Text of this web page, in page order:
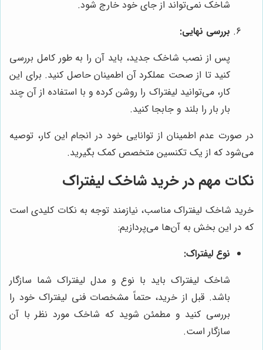
شاخک نمی‌تواند از جای خود خارج شود.
بررسی نهایی:
پس از نصب شاخک جدید، باید آن را به طور کامل بررسی
کنید تا از صحت عملکرد آن اطمینان حاصل کنید. برای این
کار، می‌توانید لیفتراک را روشن کرده و با استفاده از آن چند
بار بار را بلند و جابجا کنید.
در صورت عدم اطمینان از توانایی خود در انجام این کار، توصیه
می‌شود که از یک تکنسین متخصص کمک بگیرید.
نکات مهم در خرید شاخک لیفتراک
خرید شاخک لیفتراک مناسب، نیازمند توجه به نکات کلیدی است
که در این بخش به آن‌ها می‌پردازیم:
نوع لیفتراک:
شاخک لیفتراک باید با نوع و مدل لیفتراک شما سازگار
باشد. قبل از خرید، حتماً مشخصات فنی لیفتراک خود را
بررسی کنید و مطمئن شوید که شاخک مورد نظر با آن
سازگار است.